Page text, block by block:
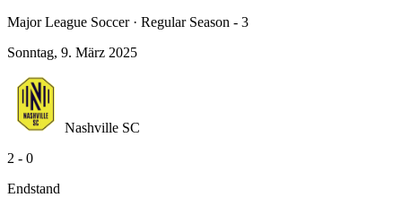
Major League Soccer· Regular Season - 3
Sonntag, 9. März 2025
Nashville SC
2 - 0
Endstand